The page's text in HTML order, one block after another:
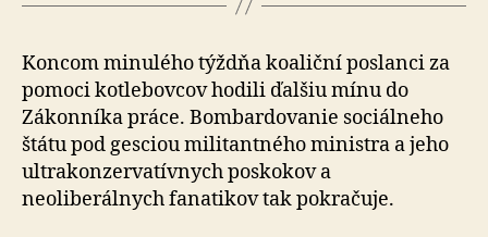
Koncom minulého týždňa koaliční poslanci za
pomoci kotlebovcov hodili ďalšiu mínu do
Zákonníka práce. Bombardovanie sociálneho
štátu pod gesciou militantného ministra a jeho
ultrakonzervatívnych poskokov a
neoliberálnych fanatikov tak pokračuje.